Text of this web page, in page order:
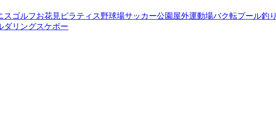
ス ゴルフお花見 ピラティス野球場サッカー公園 屋外運動場バク転プール釣り
ダリングスケボー